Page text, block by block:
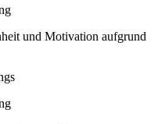
und Motivation aufgrund